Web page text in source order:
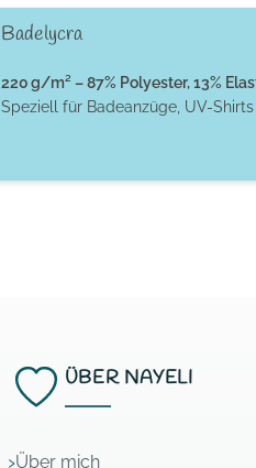
Badelycra
220 g/m² – 87% Polyester, 13%
Speziell für Badeanzüge, UV-
ÜBER NAYELI
Über mich